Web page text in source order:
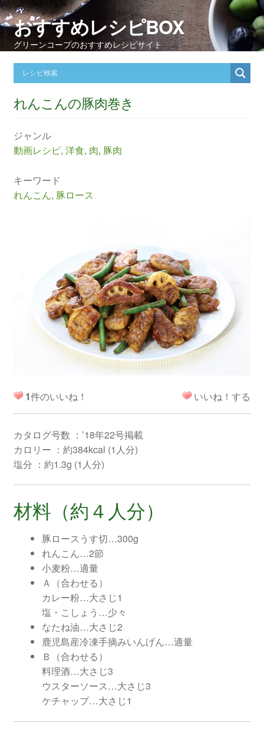
おすすめレシピBOX
グリーンコープのおすすめレシピサイト
れんこんの豚肉巻き
ジャンル
動画レシピ, 洋食, 肉, 豚肉
キーワード
れんこん, 豚ロース
1件のいいね！ いいね！する
カタログ号数 ：’18年22号掲載
カロリー ：約384kcal (1人分)
塩分 ：約1.3g (1人分)
材料（約４人分）
豚ロースうす切…300g
れんこん…2節
小麦粉…適量
Ａ（合わせる）
カレー粉…大さじ1
塩・こしょう…少々
なたね油…大さじ2
鹿児島産冷凍手摘みいんげん…適量
Ｂ（合わせる）
料理酒…大さじ3
ウスターソース…大さじ3
ケチャップ…大さじ1